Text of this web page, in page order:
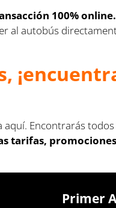
100% online.
al autobús
Encontrarás
tarifas,
Primer